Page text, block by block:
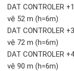
DAT CONTROLER
vệ 52 m (h=6m)
DAT CONTROLER
vệ 72 m (h=6m)
DAT CONTROLER
vệ 90 m (h=6m)